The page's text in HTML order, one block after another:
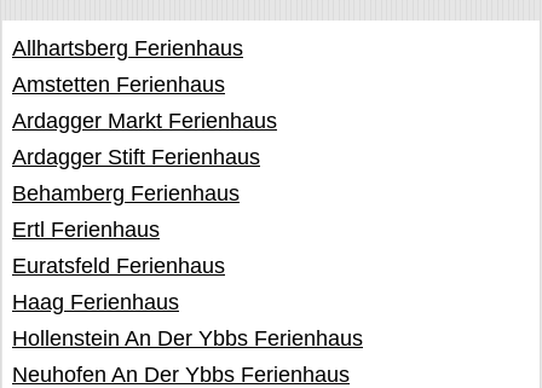
Allhartsberg Ferienhaus
Amstetten Ferienhaus
Ardagger Markt Ferienhaus
Ardagger Stift Ferienhaus
Behamberg Ferienhaus
Ertl Ferienhaus
Euratsfeld Ferienhaus
Haag Ferienhaus
Hollenstein An Der Ybbs Ferienhaus
Neuhofen An Der Ybbs Ferienhaus